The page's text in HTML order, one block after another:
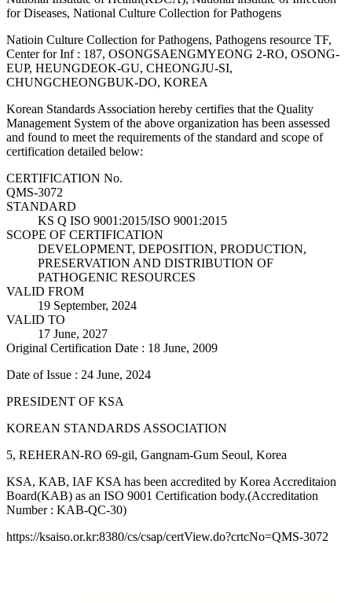
for Diseases, National Culture Collection for Pathogens
Natioin Culture Collection for Pathogens, Pathogens resource TF,
Center for Inf : 187, OSONGSAENGMYEONG 2-RO, OSONG-
EUP, HEUNGDEOK-GU, CHEONGJU-SI,
CHUNGCHEONGBUK-DO, KOREA
Korean Standards Association hereby certifies that the Quality
Management System of the above organization has been assessed
and found to meet the requirements of the standard and scope of
certification detailed below:
CERTIFICATION No.
QMS-3072
STANDARD
KS Q ISO 9001:2015/ISO 9001:2015
SCOPE OF CERTIFICATION
DEVELOPMENT, DEPOSITION, PRODUCTION,
PRESERVATION AND DISTRIBUTION OF
PATHOGENIC RESOURCES
VALID FROM
19 September, 2024
VALID TO
17 June, 2027
Original Certification Date : 18 June, 2009
Date of Issue : 24 June, 2024
PRESIDENT OF KSA
KOREAN STANDARDS ASSOCIATION
5, REHERAN-RO 69-gil, Gangnam-Gum Seoul, Korea
KSA, KAB, IAF KSA has been accredited by Korea Accreditaion
Board(KAB) as an ISO 9001 Certification body.(Accreditation
Number : KAB-QC-30)
https://ksaiso.or.kr:8380/cs/csap/certView.do?crtcNo=QMS-3072